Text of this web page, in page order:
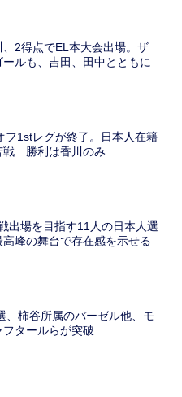
、2得点でEL本大会出場。ザ
ールも、吉田、田中とともに
フ1stレグが終了。日本人在籍
戦…勝利は香川のみ
出場を目指す11人の日本人選
峰の舞台で存在感を示せる
、柿谷所属のバーゼル他、モ
タールらが突破